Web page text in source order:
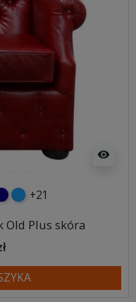
visibility
niebieski
+21
Old Plus skóra